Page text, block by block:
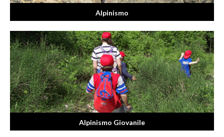
Alpinismo
Alpinismo Giovanile